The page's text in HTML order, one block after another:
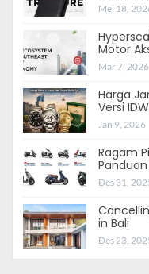
Mei 18,
Motor
Mar 7, 2026
Harga
Versi
Jan 9, 2026
Ragam
Des 31,
in Bali
Des 23,